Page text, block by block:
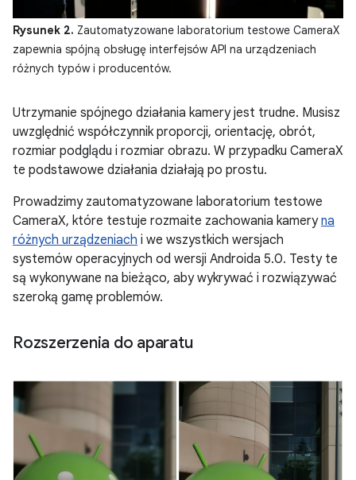
Rysunek 2. Zautomatyzowane laboratorium testowe CameraX
zapewnia spójną obsługę interfejsów API na urządzeniach
różnych typów i producentów.
Utrzymanie spójnego działania kamery jest trudne. Musisz
uwzględnić współczynnik proporcji, orientację, obrót,
rozmiar podglądu i rozmiar obrazu. W przypadku CameraX
te podstawowe działania działają po prostu.
Prowadzimy zautomatyzowane laboratorium testowe
CameraX, które testuje rozmaite zachowania kameryna
różnych urządzeniach i we wszystkich wersjach
systemów operacyjnych od wersji Androida 5.0. Testy te
są wykonywane na bieżąco, aby wykrywać i rozwiązywać
szeroką gamę problemów.
Rozszerzenia do aparatu